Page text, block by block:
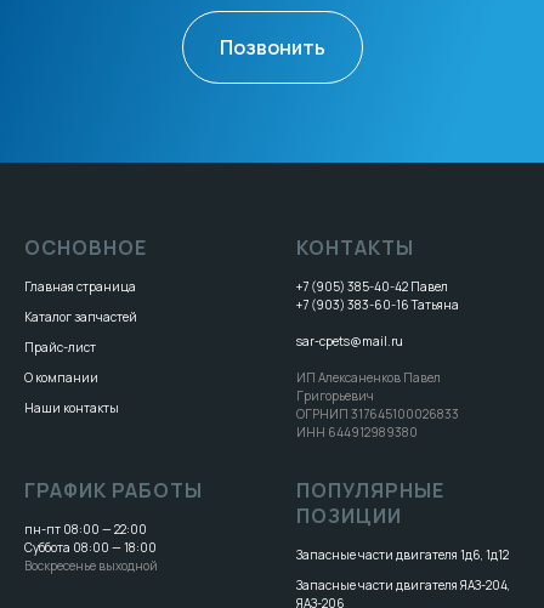
Позвонить
ОСНОВНОЕ
Главная страница
Каталог запчастей
Прайс-лист
О компании
Наши контакты
КОНТАКТЫ
+7 (905) 385-40-42 Павел
+7 (903) 383-60-16Татьяна
sar-cpets@mail.ru
ИП Алексаненков Павел
Григорьевич
ОГРНИП 317645100026833
ИНН 644912989380
ГРАФИК РАБОТЫ
пн-пт 08:00 — 22:00
Суббота 08:00 — 18:00
Воскресенье выходной
ПОПУЛЯРНЫЕ
ПОЗИЦИИ
Запасные части двигателя 1д6, 1д12
Запасные части двигателя ЯАЗ-204,
ЯАЗ-206